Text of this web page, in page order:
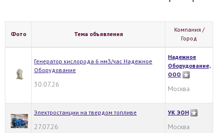
Фото Тема объявления
Компания /
Город
Генератор кислорода 6 нм3/час Надежное
Оборудование
30.07.26
Надежное
Оборудование,
ООО
Москва
Электростанции на твердом топливе
27.07.26
УК ЭОН
Москва